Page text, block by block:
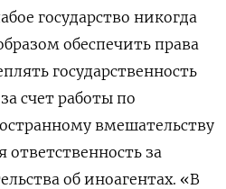
государство никогда
обеспечить права
государственность
счет работы по
вмешательству
за
об иноагентах. «В